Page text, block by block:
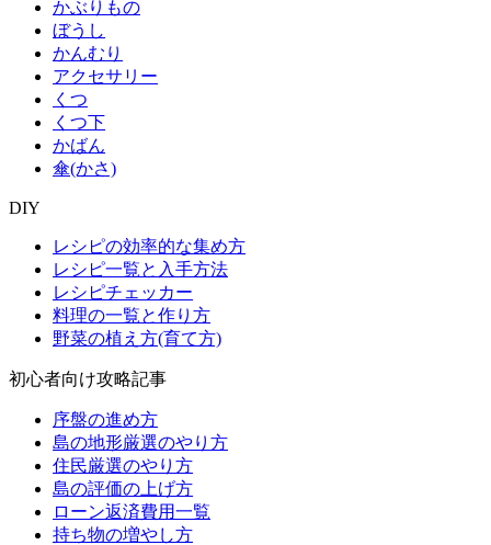
かぶりもの
ぼうし
かんむり
アクセサリー
くつ
くつ下
かばん
傘(かさ)
DIY
レシピの効率的な集め方
レシピ一覧と入手方法
レシピチェッカー
料理の一覧と作り方
野菜の植え方(育て方)
初心者向け攻略記事
序盤の進め方
島の地形厳選のやり方
住民厳選のやり方
島の評価の上げ方
ローン返済費用一覧
持ち物の増やし方